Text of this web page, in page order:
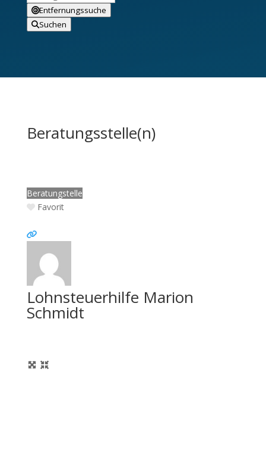
Entfernungssuche
Suchen
Beratungsstelle(n)
Beratungstelle
Favorit
Lohnsteuerhilfe Marion
Schmidt